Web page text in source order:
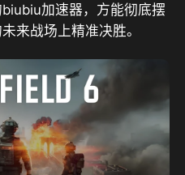
加速器， 方能彻底摆
来战场上精准决胜。